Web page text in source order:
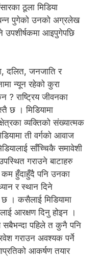
ठूला मिडिया
पुगेको उनको अग्रलेख
उपशीर्षकमा आइपुगेपछि
दलित, जनजाति र
न्यून रहेको कुरा
? राष्ट्रिय जीवनका
छ । मिडियामा
व्यक्तिको संख्यात्मक
ती वर्गको आवाज
साँच्चिकै समावेशी
गराउने बाटाहरु
हुँदाहुँदै पनि उनका
र स्थान दिने
छ । कसैलाई मिडियामा
आरक्षण दिनु होइन ।
सबैभन्दा पहिले त कुनै पनि
गराउन अवश्यक पर्ने
आकर्षण तयार